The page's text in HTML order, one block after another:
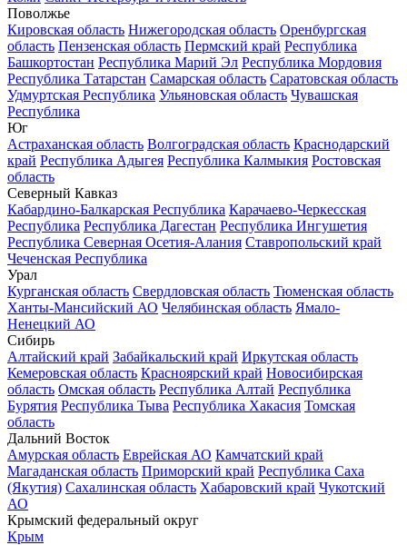
Поволжье
Кировская область Нижегородская область Оренбургская
область Пензенская область Пермский край Республика
Башкортостан Республика Марий Эл Республика Мордовия
Республика Татарстан Самарская область Саратовская область
Удмуртская Республика Ульяновская область Чувашская
Республика
Юг
Астраханская область Волгоградская область Краснодарский
край Республика Адыгея Республика Калмыкия Ростовская
область
Северный Кавказ
Кабардино-Балкарская Республика Карачаево-Черкесская
Республика Республика Дагестан Республика Ингушетия
Республика Северная Осетия-Алания Ставропольский край
Чеченская Республика
Урал
Курганская область Свердловская область Тюменская область
Ханты-Мансийский АО Челябинская область Ямало-
Ненецкий АО
Сибирь
Алтайский край Забайкальский край Иркутская область
Кемеровская область Красноярский край Новосибирская
область Омская область Республика Алтай Республика
Бурятия Республика Тыва Республика Хакасия Томская
область
Дальний Восток
Амурская область Еврейская АО Камчатский край
Магаданская область Приморский край Республика Саха
(Якутия) Сахалинская область Хабаровский край Чукотский
АО
Крымский федеральный округ
Крым